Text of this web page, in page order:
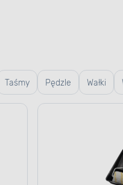
Taśmy Pędzle Wałki